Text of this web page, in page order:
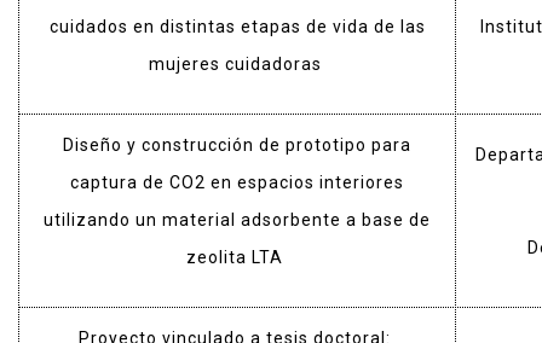
cuidados en distintas etapas de vida de las
mujeres cuidadoras
Diseño y construcción de prototipo para
captura de CO2 en espacios interiores
utilizando un material adsorbente a base de
zeolita LTA
Proyecto vinculado a tesis doctoral: